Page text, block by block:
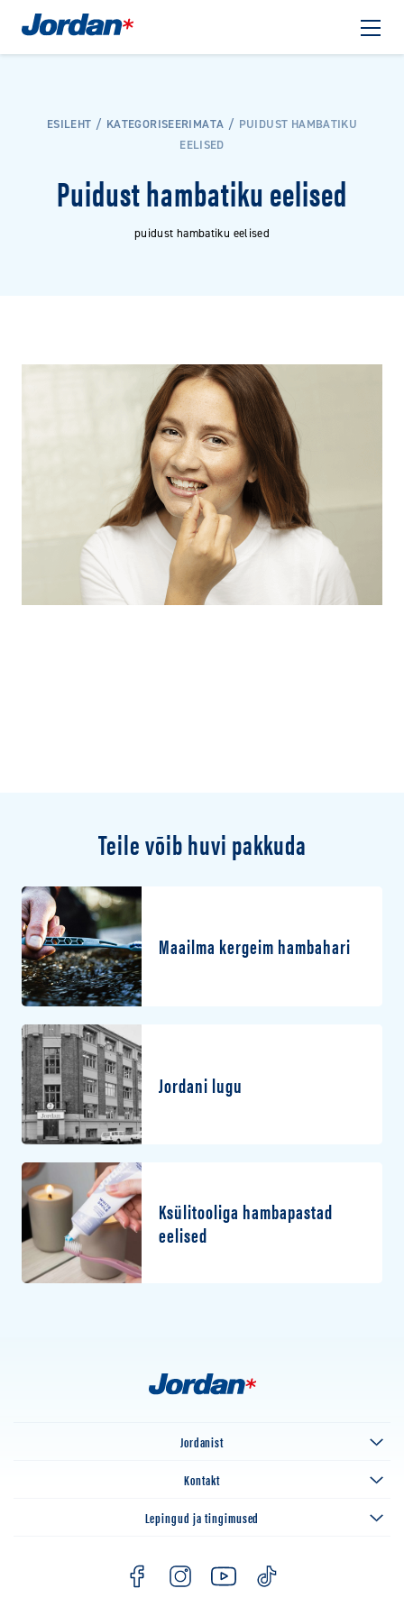
ESILEHT KATEGORISEERIMATA
PUIDUST HAMBATIKU
EELISED
Puidust hambatiku eelised
puidust hambatiku eelised
Teile võib huvi pakkuda
Maailma kergeim hambahari
Jordani lugu
Ksülitooliga hambapastad
eelised
Jordanist
Kontakt
Lepingud ja tingimused